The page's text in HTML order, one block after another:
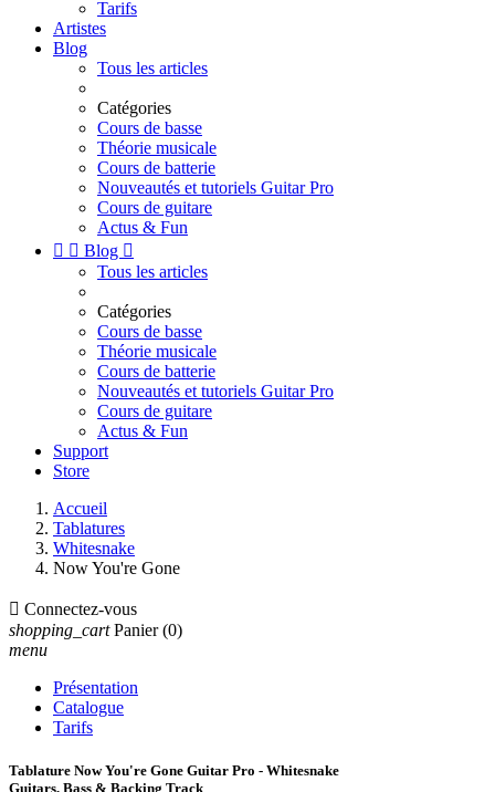
Tarifs
Artistes
Blog
Tous les articles
Catégories
Cours de basse
Théorie musicale
Cours de batterie
Nouveautés et tutoriels Guitar Pro
Cours de guitare
Actus & Fun
  Blog 
Tous les articles
Catégories
Cours de basse
Théorie musicale
Cours de batterie
Nouveautés et tutoriels Guitar Pro
Cours de guitare
Actus & Fun
Support
Store
Accueil
Tablatures
Whitesnake
Now You're Gone
 Connectez-vous
shopping_cart Panier (0)
menu
Présentation
Catalogue
Tarifs
Tablature Now You're Gone Guitar Pro - Whitesnake
Guitars, Bass & Backing Track